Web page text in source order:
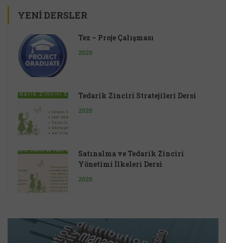
YENI DERSLER
Tez – Proje Çalışması
2020
Tedarik Zinciri Stratejileri Dersi
2020
Satınalma ve Tedarik Zinciri
Yönetimi İlkeleri Dersi
2020